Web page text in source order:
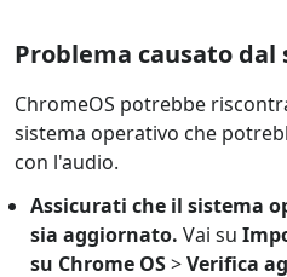
Problema causato
ChromeOS potrebbe
sistema operativo che
con l'audio.
Assicurati che il sistema
sia aggiornato. Vai su
su Chrome OS>Verifica